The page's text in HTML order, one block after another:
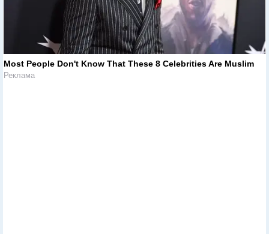
Most People Don't Know That These 8 Celebrities Are Muslim
Реклама